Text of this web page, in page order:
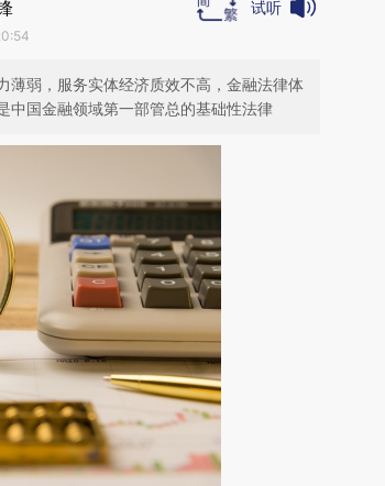
试听
薄弱，服务实体经济质效不高，金融法律体
中国金融领域第一部管总的基础性法律